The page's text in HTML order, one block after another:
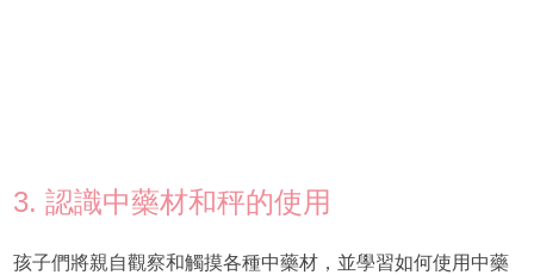
3. 認識中藥材和秤的使用
孩子們將親自觀察和觸摸各種中藥材，並學習如何使用中藥